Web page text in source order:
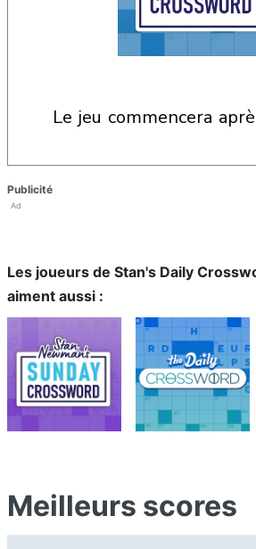
le jeu commencera
Publicité
Ad
Les joueurs de Stan's Daily
aiment aussi :
Meilleurs scores